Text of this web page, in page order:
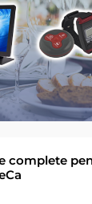
complete